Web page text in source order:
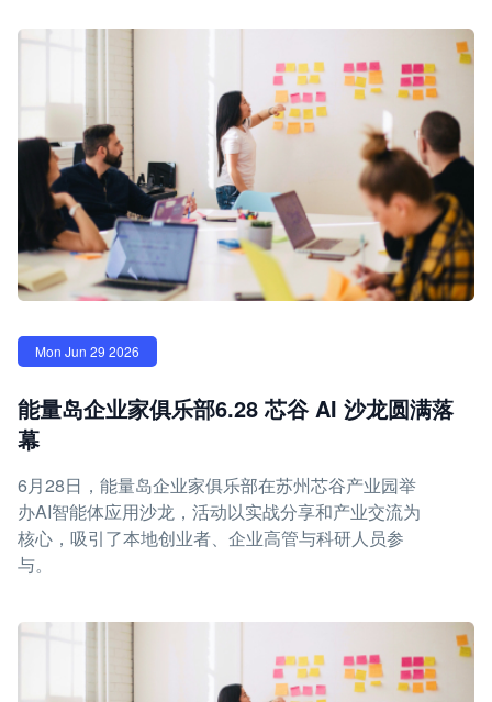
Mon Jun 29 2026
能量岛企业家俱乐部6.28 芯谷 AI 沙龙圆满落
幕
6月28日，能量岛企业家俱乐部在苏州芯谷产业园举
办AI智能体应用沙龙，活动以实战分享和产业交流为
核心，吸引了本地创业者、企业高管与科研人员参
与。